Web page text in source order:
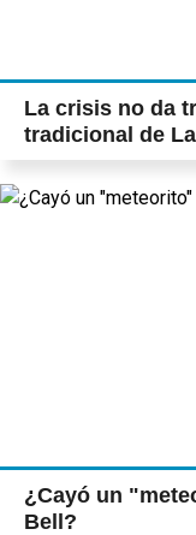
La crisis no da
tradicional de
¿Cayó un
Bell?